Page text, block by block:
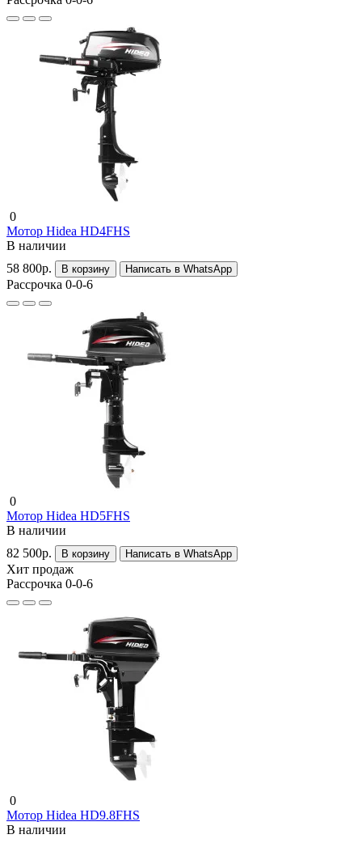
0
Мотор Hidea HD4FHS
В наличии
58 800р.
В корзину Написать в WhatsApp
Рассрочка 0-0-6
0
Мотор Hidea HD5FHS
В наличии
82 500р.
В корзину Написать в WhatsApp
Хит продаж
Рассрочка 0-0-6
0
Мотор Hidea HD9.8FHS
В наличии